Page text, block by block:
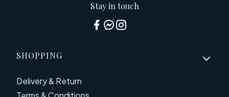
Stay in touch
Footer menu
SHOPPING
Delivery & Return